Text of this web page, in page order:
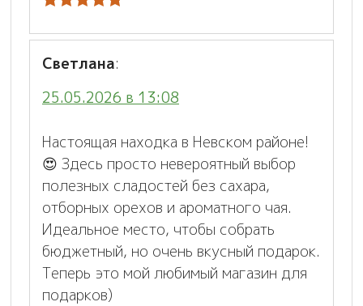
Светлана:
25.05.2026 в 13:08
Настоящая находка в Невском районе!
😍 Здесь просто невероятный выбор
полезных сладостей без сахара,
отборных орехов и ароматного чая.
Идеальное место, чтобы собрать
бюджетный, но очень вкусный подарок.
Теперь это мой любимый магазин для
подарков)